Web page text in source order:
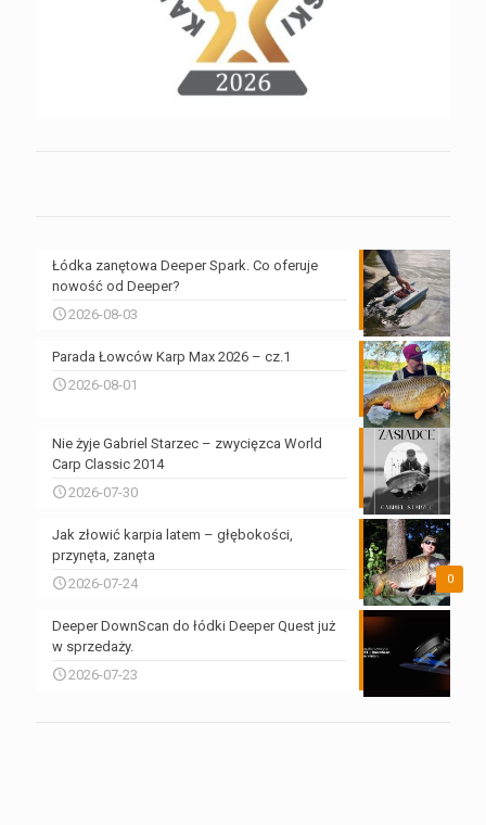
Łódka zanętowa Deeper Spark. Co oferuje
nowość od Deeper?
2026-08-03
Parada Łowców Karp Max 2026 – cz.1
2026-08-01
Nie żyje Gabriel Starzec – zwycięzca World
Carp Classic 2014
2026-07-30
0
Jak złowić karpia latem – głębokości,
przynęta, zanęta
2026-07-24
Deeper DownScan do łódki Deeper Quest już
w sprzedaży.
2026-07-23